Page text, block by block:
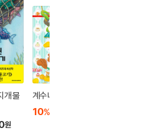
개 물
원
계수나무 과자점
10%